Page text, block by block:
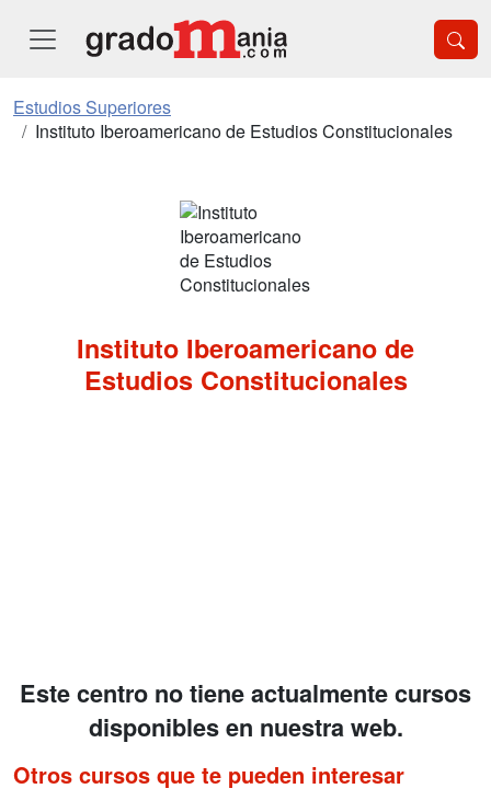
Estudios Superiores
Instituto Iberoamericano de Estudios Constitucionales
Instituto Iberoamericano de
Estudios Constitucionales
Este centro no tiene actualmente cursos
disponibles en nuestra web.
Otros cursos que te pueden interesar